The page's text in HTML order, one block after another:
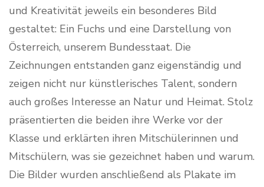
und Kreativität jeweils ein besonderes Bild
gestaltet: Ein Fuchs und eine Darstellung von
Österreich, unserem Bundesstaat. Die
Zeichnungen entstanden ganz eigenständig und
zeigen nicht nur künstlerisches Talent, sondern
auch großes Interesse an Natur und Heimat. Stolz
präsentierten die beiden ihre Werke vor der
Klasse und erklärten ihren Mitschülerinnen und
Mitschülern, was sie gezeichnet haben und warum.
Die Bilder wurden anschließend als Plakate im